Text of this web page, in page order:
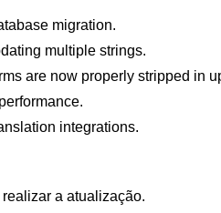
migration.
multiple strings.
are now properly stripped in
performance.
integrations.
realizar a atualização.